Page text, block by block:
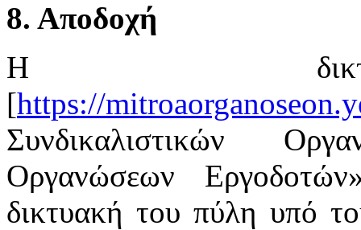
8. Αποδοχή
Η
[https://
Συνδικαλιστικών
Οργανώσεων
δικτυακή του πύλη υπό